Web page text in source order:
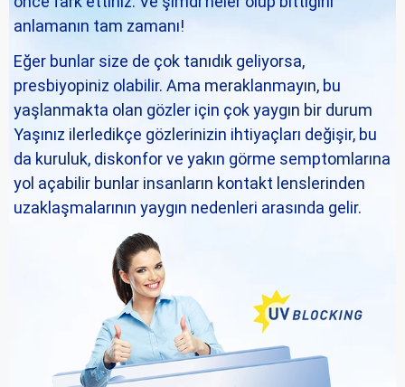
anlamanın tam zamanı!
Eğer bunlar size de çok tanıdık geliyorsa,
presbiyopiniz olabilir. Ama meraklanmayın, bu
yaşlanmakta olan gözler için çok yaygın bir durum
Yaşınız ilerledikçe gözlerinizin ihtiyaçları değişir, bu
da kuruluk, diskonfor ve yakın görme semptomlarına
yol açabilir bunlar insanların kontakt lenslerinden
uzaklaşmalarının yaygın nedenleri arasında gelir.